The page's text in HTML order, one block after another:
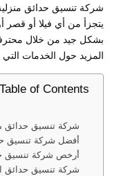
شركة تنسيق حدائق
يتجزأ من أي فيلا أو قصر
بشكل جيد من خلال
المزيد حول الخدمات التي
Table of Contents
شركة تنسيق حدائق
أفضل شركة تنسيق
أرخص شركة تنسيق
شركة تنسيق حدائق